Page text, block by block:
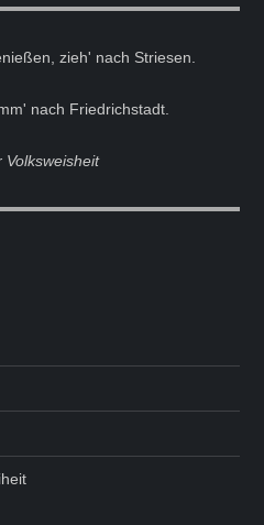
zieh' nach Striesen.
nach Friedrichstadt.
Volksweisheit